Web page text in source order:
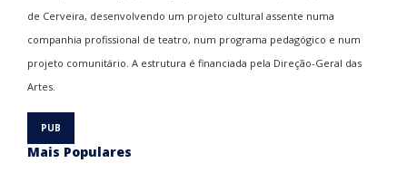
de Cerveira, desenvolvendo um projeto cultural assente numa
companhia profissional de teatro, num programa pedagógico e num
projeto comunitário. A estrutura é financiada pela Direção-Geral das
Artes.
Mais Populares